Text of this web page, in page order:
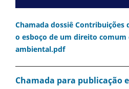
Chamada dossiê Contribuições
o esboço de um direito
ambiental.pdf
Chamada para publicação